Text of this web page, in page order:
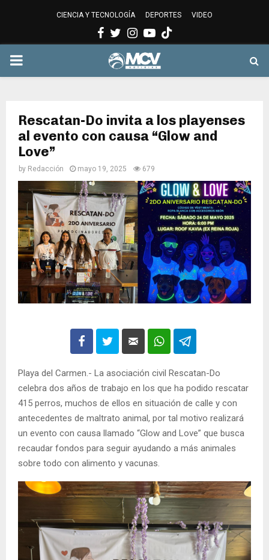
CIENCIA Y TECNOLOGÍA DEPORTES VIDEO
Facebook
Twitter
Instagram
Youtube
PRIMARY
Rescatan-Do invita a los playenses
al evento con causa “Glow and
Love”
by Redacción mayo 19, 2025 679
Playa del Carmen.- La asociación civil Rescatan-Do
celebra dos años de trabajo en los que ha podido rescatar
415 perros, muchos de ellos en situación de calle y con
antecedentes de maltrato animal, por tal motivo realizará
un evento con causa llamado “Glow and Love” que busca
recaudar fondos para seguir ayudando a más animales
sobre todo con alimento y vacunas.